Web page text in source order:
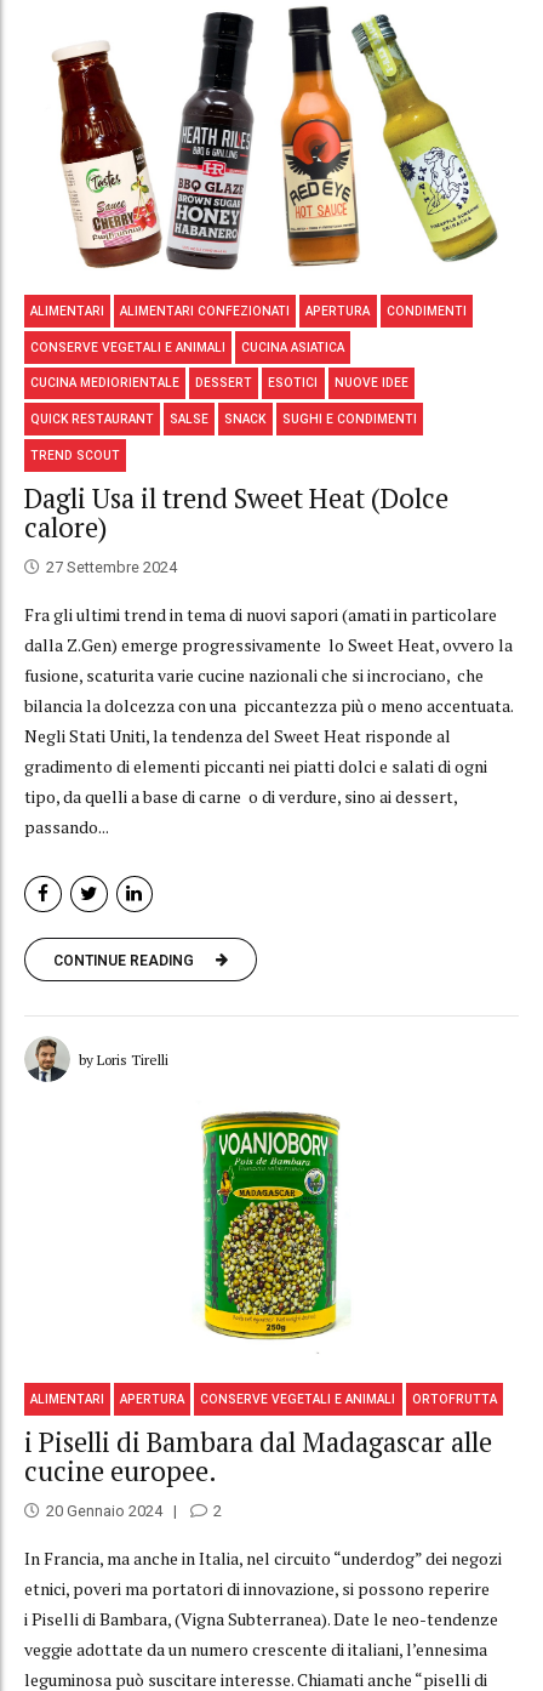
ALIMENTARI ALIMENTARI CONFEZIONATI APERTURA CONDIMENTI
CONSERVE VEGETALI E ANIMALI CUCINA ASIATICA
CUCINA MEDIORIENTALE DESSERT ESOTICI NUOVE IDEE
QUICK RESTAURANT SALSE SNACK SUGHI E CONDIMENTI
TREND SCOUT
Dagli Usa il trend Sweet Heat (Dolce
calore)
27 Settembre 2024
Fra gli ultimi trend in tema di nuovi sapori (amati in particolare
dalla Z.Gen) emerge progressivamente lo Sweet Heat, ovvero la
fusione, scaturita varie cucine nazionali che si incrociano, che
bilancia la dolcezza con una piccantezza più o meno accentuata.
Negli Stati Uniti, la tendenza del Sweet Heat risponde al
gradimento di elementi piccanti nei piatti dolci e salati di ogni
tipo, da quelli a base di carne o di verdure, sino ai dessert,
passando...
CONTINUE READING
by Loris Tirelli
ALIMENTARI APERTURA CONSERVE VEGETALI E ANIMALI ORTOFRUTTA
i Piselli di Bambara dal Madagascar alle
cucine europee.
20 Gennaio 2024 2
In Francia, ma anche in Italia, nel circuito “underdog” dei negozi
etnici, poveri ma portatori di innovazione, si possono reperire
i Piselli di Bambara, (Vigna Subterranea). Date le neo-tendenze
veggie adottate da un numero crescente di italiani, l’ennesima
leguminosa può suscitare interesse. Chiamati anche “piselli di